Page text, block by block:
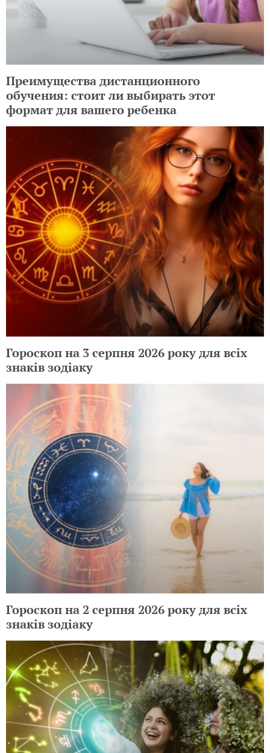
Преимущества дистанционного
обучения: стоит ли выбирать этот
формат для вашего ребенка
Гороскоп на 3 серпня 2026 року для всіх
знаків зодіаку
Гороскоп на 2 серпня 2026 року для всіх
знаків зодіаку